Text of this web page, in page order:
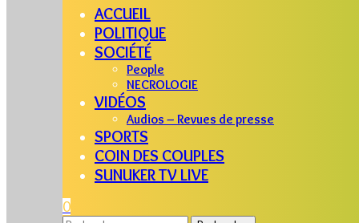
ACCUEIL
POLITIQUE
SOCIÉTÉ
People
NECROLOGIE
VIDÉOS
Audios – Revues de presse
SPORTS
COIN DES COUPLES
SUNUKER TV LIVE
0